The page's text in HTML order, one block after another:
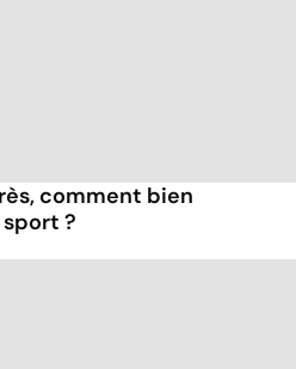
comment bien
?